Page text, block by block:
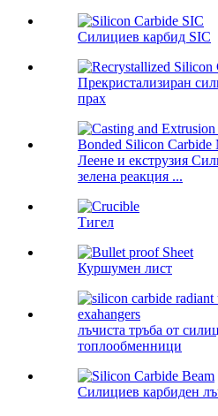
Силициев карбид SIC
Прекристализиран
прах
Леене и екструзия
зелена реакция ...
Тигел
Куршумен лист
лъчиста тръба от
топлообменници
Силициев карбиден